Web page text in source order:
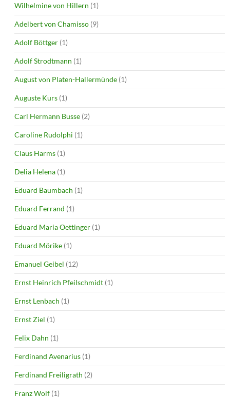
Wilhelmine von Hillern (1)
Adelbert von Chamisso (9)
Adolf Böttger (1)
Adolf Strodtmann (1)
August von Platen-Hallermünde (1)
Auguste Kurs (1)
Carl Hermann Busse (2)
Caroline Rudolphi (1)
Claus Harms (1)
Delia Helena (1)
Eduard Baumbach (1)
Eduard Ferrand (1)
Eduard Maria Oettinger (1)
Eduard Mörike (1)
Emanuel Geibel (12)
Ernst Heinrich Pfeilschmidt (1)
Ernst Lenbach (1)
Ernst Ziel (1)
Felix Dahn (1)
Ferdinand Avenarius (1)
Ferdinand Freiligrath (2)
Franz Wolf (1)